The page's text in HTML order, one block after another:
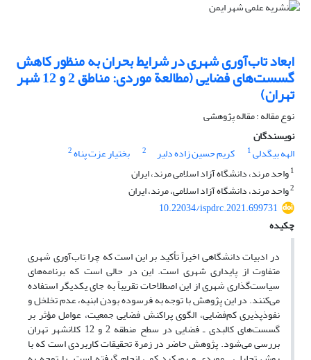
ابعاد تاب‌آوری شهری در شرایط بحران به منظور کاهش
گسست‌های فضایی (مطالعة موردی: مناطق 2 و 12 شهر
تهران)
نوع مقاله : مقاله پژوهشی
نویسندگان
الهه بیگدلی1 کریم حسین زاده دلیر 2 بختیار عزت پناه2
1واحد مرند، دانشگاه آزاد اسلامی مرند، ایران
2واحد مرند، دانشگاه آزاد اسلامی، مرند، ایران
10.22034/ispdrc.2021.699731
چکیده
در ادبیات دانشگاهی اخیراً تأکید بر این است که چرا تاب‌آوری شهری
متفاوت از پایداری شهری است. این در حالی است که برنامه‌های
سیاست‌گذاری شهری از این اصطلاحات تقریباً به جای یکدیگر استفاده
می‌کنند. در این پژوهش با توجه به فرسوده بودن ابنیه، عدم تخلخل و
نفوذپذیری کم‌فضایی، الگوی پراکنش فضایی جمعیت، عوامل مؤثر بر
گسست‌های کالبدی ـ فضایی در سطح منطقه 2 و 12 کلانشهر تهران
بررسی می‌شود. پژوهش حاضر در زمرة تحقیقات کاربردی است که با